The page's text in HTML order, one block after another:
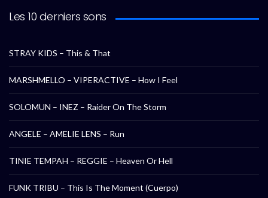
Les 10 derniers sons
STRAY KIDS – This & That
MARSHMELLO – VIPERACTIVE – How I Feel
SOLOMUN – INEZ – Raider On The Storm
ANGELE – AMELIE LENS – Run
TINIE TEMPAH – REGGIE – Heaven Or Hell
FUNK TRIBU – This Is The Moment (Cuerpo)